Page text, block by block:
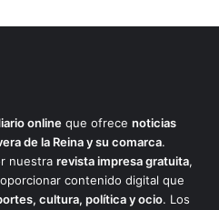
online que ofrece noticias
de la Reina y su comarca.
nuestra revista impresa gratuita,
contenido digital que
cultura, política y ocio. Los